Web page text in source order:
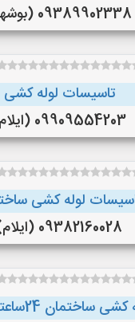
09389902338 (بوشهر)
تاسیسات لوله کشی
09909554203 (ایلام)
لوله کشی
09382160028 (ایلام)
24ساعته سراسر اصفهان